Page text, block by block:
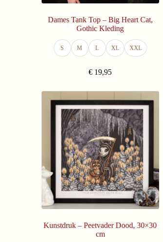
Dames Tank Top – Big Heart Cat,
Gothic Kleding
S M L XL XXL
€ 19,95
Kunstdruk – Peetvader Dood, 30×30
cm